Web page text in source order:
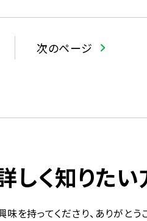
次のページ
しく知りた
を持ってくださり、ありがとう